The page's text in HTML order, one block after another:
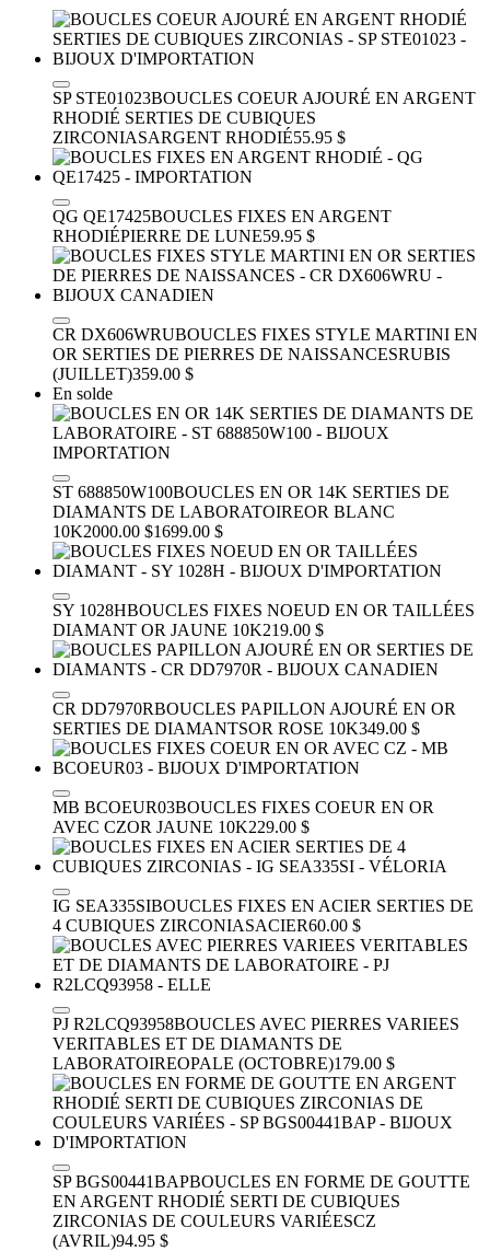
SP STE01023BOUCLES COEUR AJOURÉ EN ARGENT
RHODIÉ SERTIES DE CUBIQUES
ZIRCONIASARGENT RHODIÉ55.95 $
QG QE17425BOUCLES FIXES EN ARGENT
RHODIÉPIERRE DE LUNE59.95 $
CR DX606WRUBOUCLES FIXES STYLE MARTINI EN
OR SERTIES DE PIERRES DE NAISSANCESRUBIS
(JUILLET)359.00 $
En solde
ST 688850W100BOUCLES EN OR 14K SERTIES DE
DIAMANTS DE LABORATOIREOR BLANC
10K2000.00 $1699.00 $
SY 1028HBOUCLES FIXES NOEUD EN OR TAILLÉES
DIAMANT OR JAUNE 10K219.00 $
CR DD7970RBOUCLES PAPILLON AJOURÉ EN OR
SERTIES DE DIAMANTSOR ROSE 10K349.00 $
MB BCOEUR03BOUCLES FIXES COEUR EN OR
AVEC CZOR JAUNE 10K229.00 $
IG SEA335SIBOUCLES FIXES EN ACIER SERTIES DE
4 CUBIQUES ZIRCONIASACIER60.00 $
PJ R2LCQ93958BOUCLES AVEC PIERRES VARIEES
VERITABLES ET DE DIAMANTS DE
LABORATOIREOPALE (OCTOBRE)179.00 $
SP BGS00441BAPBOUCLES EN FORME DE GOUTTE
EN ARGENT RHODIÉ SERTI DE CUBIQUES
ZIRCONIAS DE COULEURS VARIÉESCZ
(AVRIL)94.95 $